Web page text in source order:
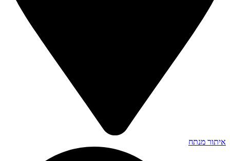
איתור מנתח